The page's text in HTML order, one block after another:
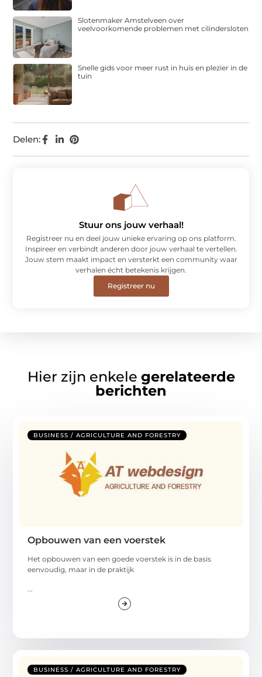
Delen:
Slotenmaker Amstelveen over
veelvoorkomende problemen met cilindersloten
Snelle gids voor meer rust in huis en plezier in de
tuin
Stuur ons jouw verhaal!
Registreer nu en deel jouw unieke ervaring op ons platform.
Inspireer en verbindt anderen door jouw verhaal te vertellen.
Jouw stem maakt impact en versterkt een community waar
verhalen écht betekenis krijgen.
Registreer nu
Hier zijn enkele gerelateerde
berichten
BUSINESS / AGRICULTURE AND FORESTRY
Opbouwen van een voerstek
Het opbouwen van een goede voerstek is in de basis
eenvoudig, maar in de praktijk
BUSINESS / AGRICULTURE AND FORESTRY